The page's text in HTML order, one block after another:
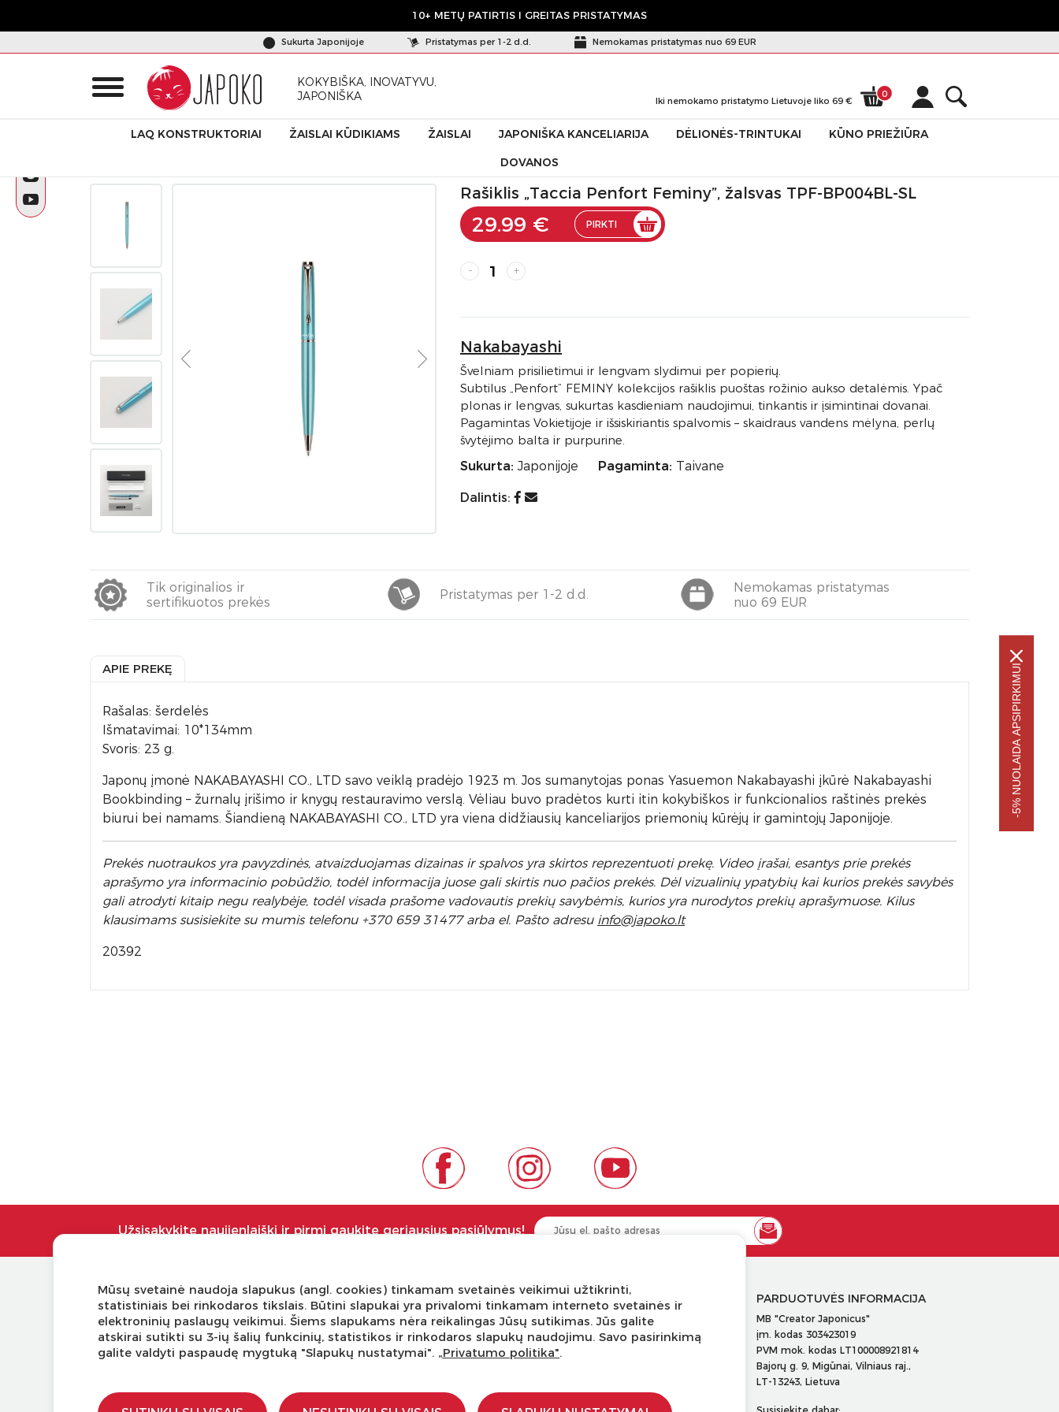
10+ METŲ PATIRTIS I GREITAS PRISTATYMAS
Sukurta Japonijoje Pristatymas per 1-2 d.d. Nemokamas pristatymas nuo 69 EUR
KOKYBIŠKA, INOVATYVU,
JAPONIŠKA
Iki nemokamo pristatymo Lietuvoje liko 69 €
0
LAQ KONSTRUKTORIAI ŽAISLAI KŪDIKIAMS ŽAISLAI JAPONIŠKA KANCELIARIJA DĖLIONĖS-TRINTUKAI
KŪNO PRIEŽIŪRA
DOVANOS
Rašiklis „Taccia Penfort Feminy”, žalsvas TPF-BP004BL-SL
Rašiklis „Taccia Penfort Feminy”, žalsvas TPF-BP004BL-SL
29.99 € PIRKTI
- +
Nakabayashi
Švelniam prisilietimui ir lengvam slydimui per popierių.
Subtilus „Penfort“ FEMINY kolekcijos rašiklis puoštas rožinio aukso detalėmis. Ypač
plonas ir lengvas, sukurtas kasdieniam naudojimui, tinkantis ir įsimintinai dovanai.
Pagamintas Vokietijoje ir išsiskiriantis spalvomis – skaidraus vandens mėlyna, perlų
švytėjimo balta ir purpurine.
Sukurta: Japonijoje Pagaminta: Taivane
Dalintis:
Tik originalios ir
sertifikuotos prekės
Pristatymas per 1-2 d.d.
Nemokamas pristatymas
nuo 69 EUR
APIE PREKĘ
Rašalas: šerdelės
Išmatavimai: 10*134mm
Svoris: 23 g.
Japonų įmonė NAKABAYASHI CO., LTD savo veiklą pradėjo 1923 m. Jos sumanytojas ponas Yasuemon Nakabayashi įkūrė Nakabayashi
Bookbinding – žurnalų įrišimo ir knygų restauravimo verslą. Vėliau buvo pradėtos kurti itin kokybiškos ir funkcionalios raštinės prekės
biurui bei namams. Šiandieną NAKABAYASHI CO., LTD yra viena didžiausių kanceliarijos priemonių kūrėjų ir gamintojų Japonijoje.
Prekės nuotraukos yra pavyzdinės, atvaizduojamas dizainas ir spalvos yra skirtos reprezentuoti prekę. Video įrašai, esantys prie prekės
aprašymo yra informacinio pobūdžio, todėl informacija juose gali skirtis nuo pačios prekės. Dėl vizualinių ypatybių kai kurios prekės savybės
gali atrodyti kitaip negu realybėje, todėl visada prašome vadovautis prekių savybėmis, kurios yra nurodytos prekių aprašymuose. Kilus
klausimams susisiekite su mumis telefonu +370 659 31477 arba el. Pašto adresu info@japoko.lt
20392
Užsisakykite naujienlaiškį ir pirmi gaukite geriausius pasiūlymus!
KLIENTŲ APTARNAVIMAS
Pirkimo – pardavimo taisyklės
Pristatymas ir grąžinimas
Apmokėjimo būdai
Privatumo taisyklės
NAUDINGA ŽINOTI
Tinklaraštis
Kodomo edukacijos
Kūrybinės dirbtuvės
APIE PREKĖS ŽENKLUS
Kas yra LaQ?
BRAIN BUILDERS kūdikiams
IWAKO trintukai-dėlionės
PARDUOTUVĖS INFORMACIJA
MB "Creator Japonicus"
įm. kodas 303423019
PVM mok. kodas LT100008921814
Bajorų g. 9, Migūnai, Vilniaus raj.,
LT-13243, Lietuva
Mūsų svetainė naudoja slapukus (angl. cookies) tinkamam svetainės veikimui užtikrinti,
statistiniais bei rinkodaros tikslais. Būtini slapukai yra privalomi tinkamam interneto svetainės ir
elektroninių paslaugų veikimui. Šiems slapukams nėra reikalingas Jūsų sutikimas. Jūs galite
atskirai sutikti su 3-ių šalių funkcinių, statistikos ir rinkodaros slapukų naudojimu. Savo pasirinkimą
galite valdyti paspaudę mygtuką "Slapukų nustatymai". „Privatumo politika".
-5% NUOLAIDA APSIPIRKIMUI